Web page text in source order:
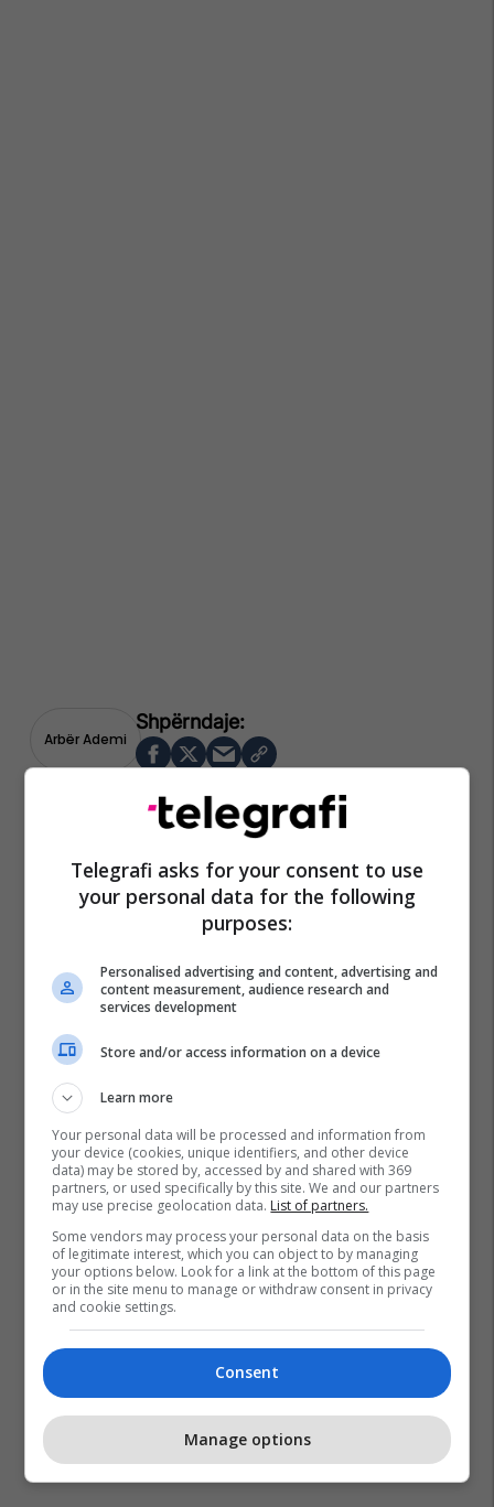
Arbër Ademi
Promo Reklamo këtu
Telegrafi asks for your consent to use
your personal data for the following
purposes:
Personalised advertising and content, advertising and
content measurement, audience research and
services development
Store and/or access information on a device
Learn more
Your personal data will be processed and information from
your device (cookies, unique identifiers, and other device
data) may be stored by, accessed by and shared with 369
partners, or used specifically by this site. We and our partners
may use precise geolocation data. List of partners.
Some vendors may process your personal data on the basis
of legitimate interest, which you can object to by managing
your options below. Look for a link at the bottom of this page
or in the site menu to manage or withdraw consent in privacy
and cookie settings.
Consent
Manage options